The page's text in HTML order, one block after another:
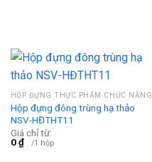
HỘP ĐỰNG THỰC PHẨM CHỨC NĂNG
Hộp đựng đông trùng hạ thảo
NSV-HĐTHT11
Giá chỉ từ:
0₫ /1 hộp